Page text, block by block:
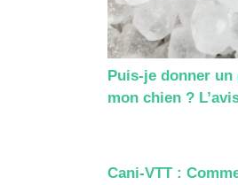
Puis-je donner
mon chien ?
Cani-VTT :